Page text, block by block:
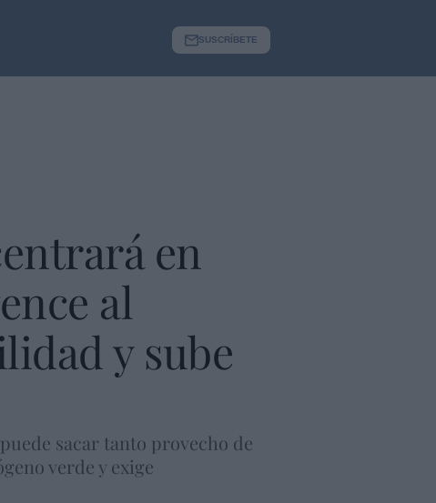
SUSCRÍBETE
en
al
y sube
sacar tanto provecho de
verde y exige